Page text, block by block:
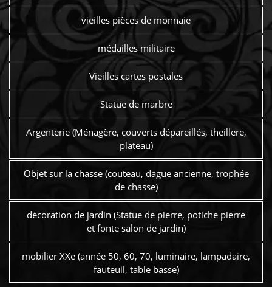
vieilles pièces de monnaie
médailles militaire
Vieilles cartes postales
Statue de marbre
Argenterie (Ménagère, couverts dépareillés, theillere,
plateau)
Objet sur la chasse (couteau, dague ancienne, trophée
de chasse)
décoration de jardin (Statue de pierre, potiche pierre
et fonte salon de jardin)
mobilier XXe (année 50, 60, 70, luminaire, lampadaire,
fauteuil, table basse)